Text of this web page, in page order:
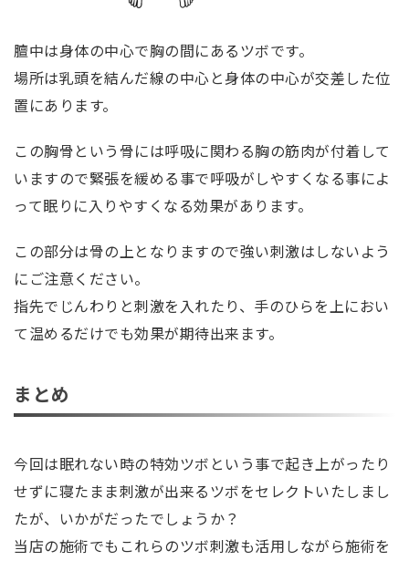
膻中は身体の中心で胸の間にあるツボです。
場所は乳頭を結んだ線の中心と身体の中心が交差した位
置にあります。
この胸骨という骨には呼吸に関わる胸の筋肉が付着して
いますので緊張を緩める事で呼吸がしやすくなる事によ
って眠りに入りやすくなる効果があります。
この部分は骨の上となりますので強い刺激はしないよう
にご注意ください。
指先でじんわりと刺激を入れたり、手のひらを上におい
て温めるだけでも効果が期待出来ます。
まとめ
今回は眠れない時の特効ツボという事で起き上がったり
せずに寝たまま刺激が出来るツボをセレクトいたしまし
たが、いかがだったでしょうか？
当店の施術でもこれらのツボ刺激も活用しながら施術を